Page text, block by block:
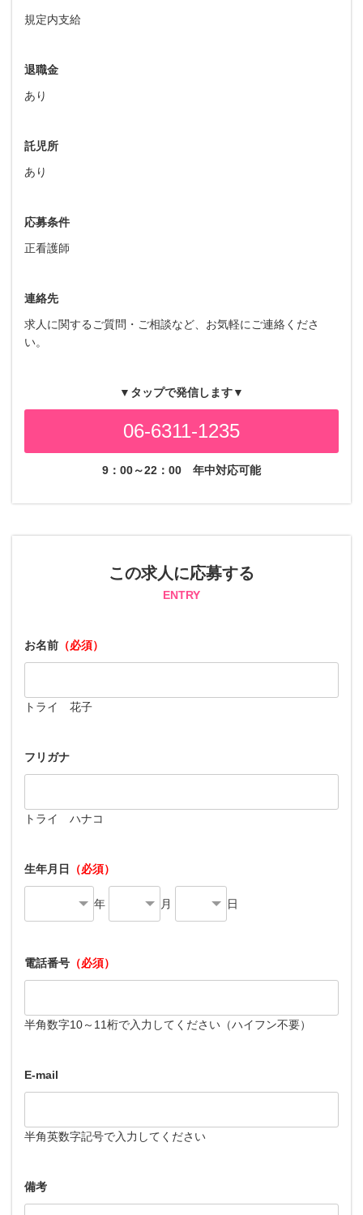
規定内支給
退職金
あり
託児所
あり
応募条件
正看護師
連絡先
求人に関するご質問・ご相談など、お気軽にご連絡くださ
い。
▼タップで発信します▼
06-6311-1235
9：00～22：00 年中対応可能
この求人に応募する
ENTRY
お名前 （必須）
トライ 花子
フリガナ
トライ ハナコ
生年月日 （必須）
年 月 日
電話番号 （必須）
半角数字10～11桁で入力してください（ハイフン不要）
E-mail
半角英数字記号で入力してください
備考